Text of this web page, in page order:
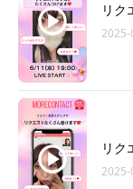
リク
2025-
リク
2025-